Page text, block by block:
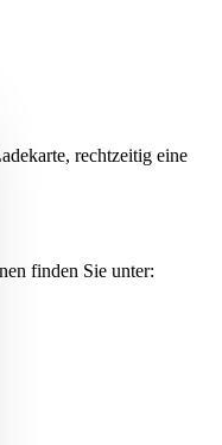
rechtzeitig eine
finden Sie unter: